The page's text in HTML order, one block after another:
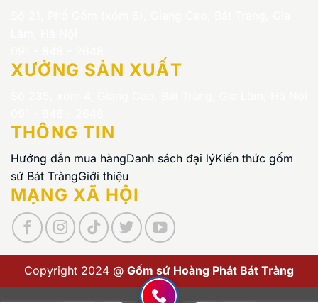
XƯỞNG SẢN XUẤT
THÔNG TIN
Hướng dẫn mua hàngDanh sách đại lýKiến thức gốm
sứ Bát TràngGiới thiệu
MẠNG XÃ HỘI
Copyright 2024 @ Gốm sứ Hoàng Phát Bát Tràng